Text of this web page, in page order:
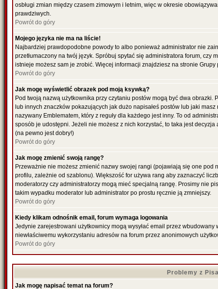
osbługi zmian między czasem zimowym i letnim, więc w okresie
prawdziwych.
Powrót do góry
Mojego języka nie ma na liście!
Najbardziej prawdopodobne powody to albo ponieważ administrator nie
przetłumaczony na twój język. Spróbuj spytać się administratora forum, czy
istnieje możesz sam je zrobić. Więcej informacji znajdziesz na stronie
Powrót do góry
Jak mogę wyświetlić obrazek pod moją ksywką?
Pod twoją nazwą użytkownika przy czytaniu postów mogą być dwa
lub innych znaczków pokazujących jak dużo napisałeś postów lub jaki
nazywany Emblematem, który z reguły dla każdego jest inny. To od
sposób je udostępni. Jeżeli nie możesz z nich korzystać, to taka jest
(na pewno jest dobry!)
Powrót do góry
Jak mogę zmienić swoją rangę?
Przeważnie nie możesz zmienić nazwy swojej rangi (pojawiają się one pod
profilu, zależnie od szablonu). Większość for używa rang aby zaznaczyć
moderatorzy czy administratorzy mogą mieć specjalną rangę. Prosimy nie
takim wypadku moderator lub administrator po prostu ręcznie ją zmniejszy.
Powrót do góry
Kiedy klikam odnośnik email, forum wymaga logowania
Jedynie zarejestrowani użytkownicy mogą wysyłać email przez wbudowany
niewłaściwemu wykorzystaniu adresów na forum przez anonimowych
Powrót do góry
Problemy z
Jak mogę napisać temat na forum?